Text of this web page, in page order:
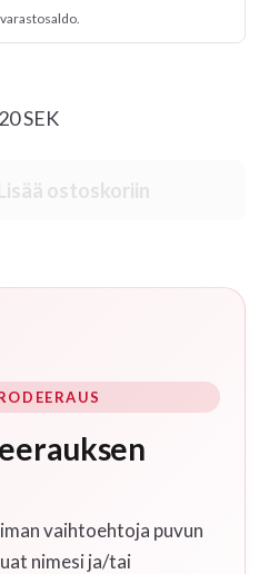
SEK
ostoskoriin
vaihtoehtoja puvun
nimesi ja/tai